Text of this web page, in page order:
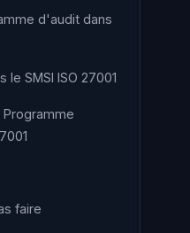
d'audit dans
SMSI ISO 27001
faire